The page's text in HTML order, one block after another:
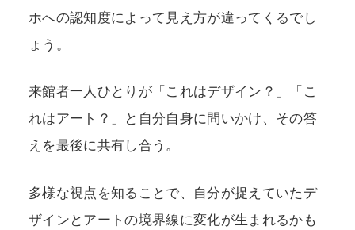
ホへの認知度によって見え方が違ってくるでし
ょう。
来館者一人ひとりが「これはデザイン？」「こ
れはアート？」と自分自身に問いかけ、その答
えを最後に共有し合う。
多様な視点を知ることで、自分が捉えていたデ
ザインとアートの境界線に変化が生まれるかも